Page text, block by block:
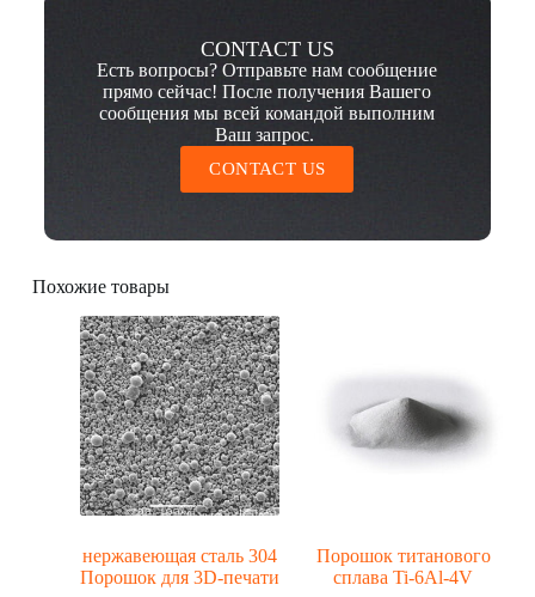
CONTACT US
Есть вопросы? Отправьте нам сообщение
прямо сейчас! После получения Вашего
сообщения мы всей командой выполним
Ваш запрос.
CONTACT US
Похожие товары
нержавеющая сталь 304
Порошок для 3D-печати
Порошок титанового
сплава Ti-6Al-4V